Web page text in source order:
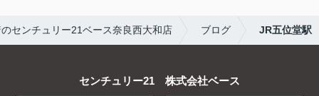
センチュリー21ベース奈良西大和店 ブログ JR五位堂駅
センチュリー21 株式会社ベース